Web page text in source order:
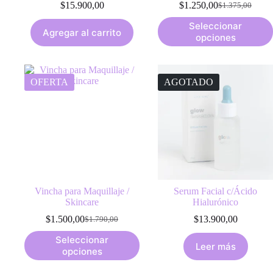
$15.900,00
Agregar al carrito
$1.375,00
Original
price
was:
$1.375,00.
$1.250,00Current
price
is:
$1.250,00.
Seleccionar
opciones
This
product
has
The
options
may
chosen
the
OFERTA
Vincha para Maquillaje /
Skincare
$1.790,00
Original
price
was:
$1.790,00.
$1.500,00Current
price
is:
$1.500,00.
Seleccionar
opciones
This
product
has
AGOTADO
Serum Facial c/Ácido
Hialurónico
$13.900,00
Leer más